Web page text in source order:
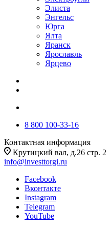
Элиста
Энгельс
Юрга
Ялта
Яранск
Ярославль
Ярцево
8 800 100-33-16
Контактная информация
Крутицкий вал, д.26 стр. 2
info@investtorgi.ru
Facebook
Вконтакте
Instagram
Telegram
YouTube